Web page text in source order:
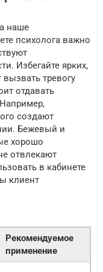
наше
психолога важно
Избегайте ярких,
тревогу
отдавать
создают
Бежевый и
хорошо
отвлекают
в кабинете
клиент
Рекомендуемое
применение